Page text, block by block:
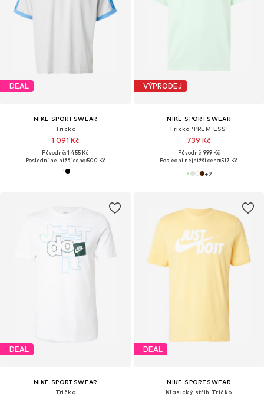
DEAL
NIKE SPORTSWEAR
Tričko
1 091 Kč
Původně: 1 455 Kč
Poslední nejnižší cena:500 Kč
VÝPRODEJ
NIKE SPORTSWEAR
Tričko 'PREM ESS'
739 Kč
Původně: 999 Kč
Poslední nejnižší cena:517 Kč
+9
DEAL
NIKE SPORTSWEAR
Tričko
DEAL
NIKE SPORTSWEAR
Klasický střih Tričko